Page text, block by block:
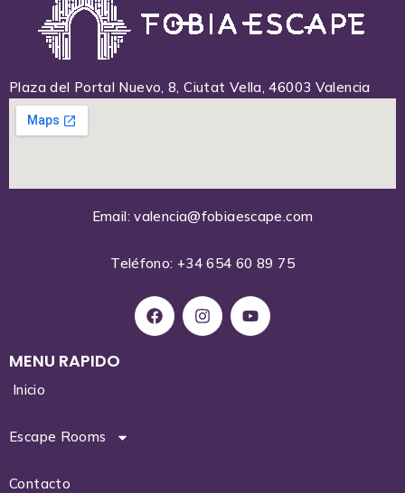
Plaza del Portal Nuevo, 8, Ciutat Vella, 46003 Valencia
Email: valencia@fobiaescape.com
Teléfono: +34 654 60 89 75
MENU RAPIDO
Inicio
Escape Rooms
Contacto